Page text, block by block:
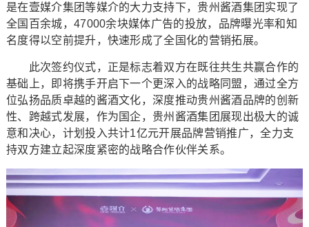
是在壹媒介集团等媒介的大力支持下，贵州酱酒集团实现了
全国百余城，47000余块媒体广告的投放，品牌曝光率和知
名度得以空前提升，快速形成了全国化的营销拓展。
此次签约仪式，正是标志着双方在既往共生共赢合作的
基础上，即将携手开启下一个更深入的战略同盟，通过全方
位弘扬品质卓越的酱酒文化，深度推动贵州酱酒品牌的创新
性、跨越式发展，作为国企，贵州酱酒集团展现出极大的诚
意和决心，计划投入共计1亿元开展品牌营销推广，全力支
持双方建立起深度紧密的战略合作伙伴关系。